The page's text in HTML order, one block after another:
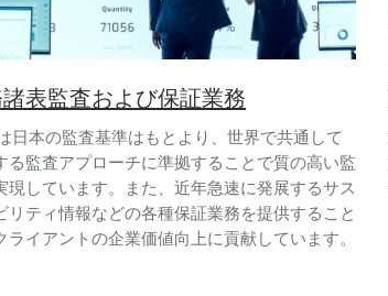
表監査および保証業務
日本の監査基準はもとより、世界で共通して
る監査アプローチに準拠することで質の高い監
現しています。また、近年急速に発展するサス
リティ情報などの各種保証業務を提供すること
ライアントの企業価値向上に貢献しています。